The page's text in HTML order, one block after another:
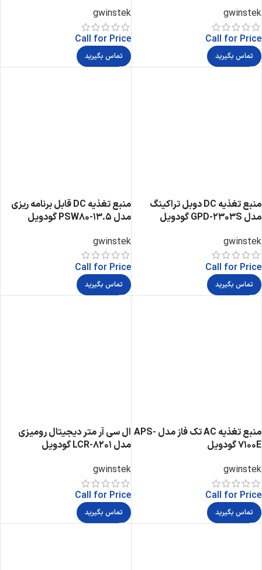
gwinstek
Call for Price
تماس بگیرید
gwinstek
Call for Price
تماس بگیرید
منبع تغذیه DC دوبل تراکینگ
مدل GPD-2303S گودویل
gwinstek
Call for Price
تماس بگیرید
منبع تغذیه DC قابل برنامه ریزی
مدل PSW80-13.5 گودویل
gwinstek
Call for Price
تماس بگیرید
منبع تغذیه AC تک فاز مدل APS-
7100E گودویل
gwinstek
Call for Price
تماس بگیرید
ال سی آر متر دیجیتال رومیزی
مدل LCR-8201 گودویل
gwinstek
Call for Price
تماس بگیرید